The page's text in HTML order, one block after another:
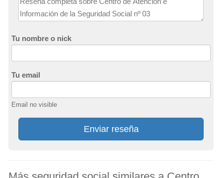
Tu nombre o nick
Tu email
Email no visible
Enviar reseña